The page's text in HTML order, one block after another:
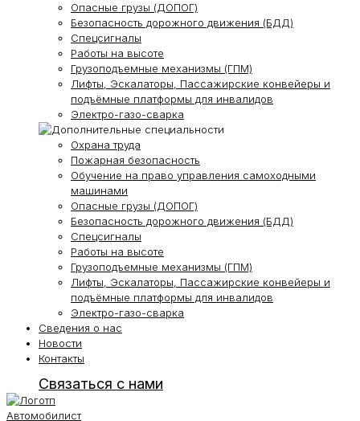
Опасные грузы (ДОПОГ)
Безопасность дорожного движения (БДД)
Спецсигналы
Работы на высоте
Грузоподъемные механизмы (ГПМ)
Лифты, Эскалаторы, Пассажирские конвейеры и
подъёмные платформы для инвалидов
Электро-газо-сварка
Охрана труда
Пожарная безопасность
Обучение на право управления самоходными
машинами
Опасные грузы (ДОПОГ)
Безопасность дорожного движения (БДД)
Спецсигналы
Работы на высоте
Грузоподъемные механизмы (ГПМ)
Лифты, Эскалаторы, Пассажирские конвейеры и
подъёмные платформы для инвалидов
Электро-газо-сварка
Сведения о нас
Новости
Контакты
Связаться с нами